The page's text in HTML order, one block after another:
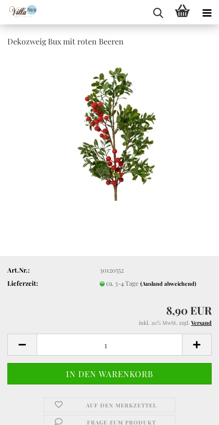
Dekozweig Bux mit roten Beeren
Art.Nr.:
30120552
Lieferzeit:
ca. 3-4 Tage(Ausland abweichend)
8,90 EUR
inkl. 20% MwSt. zzgl. Versand
AUF DEN MERKZETTEL
FRAGE ZUM PRODUKT